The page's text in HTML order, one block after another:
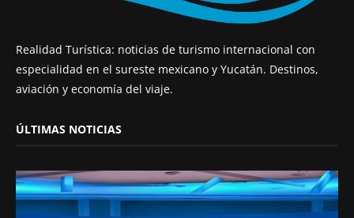
Realidad Turística: noticias de turismo internacional con
especialidad en el sureste mexicano y Yucatán. Destinos,
aviación y economía del viaje.
ÚLTIMAS NOTICIAS